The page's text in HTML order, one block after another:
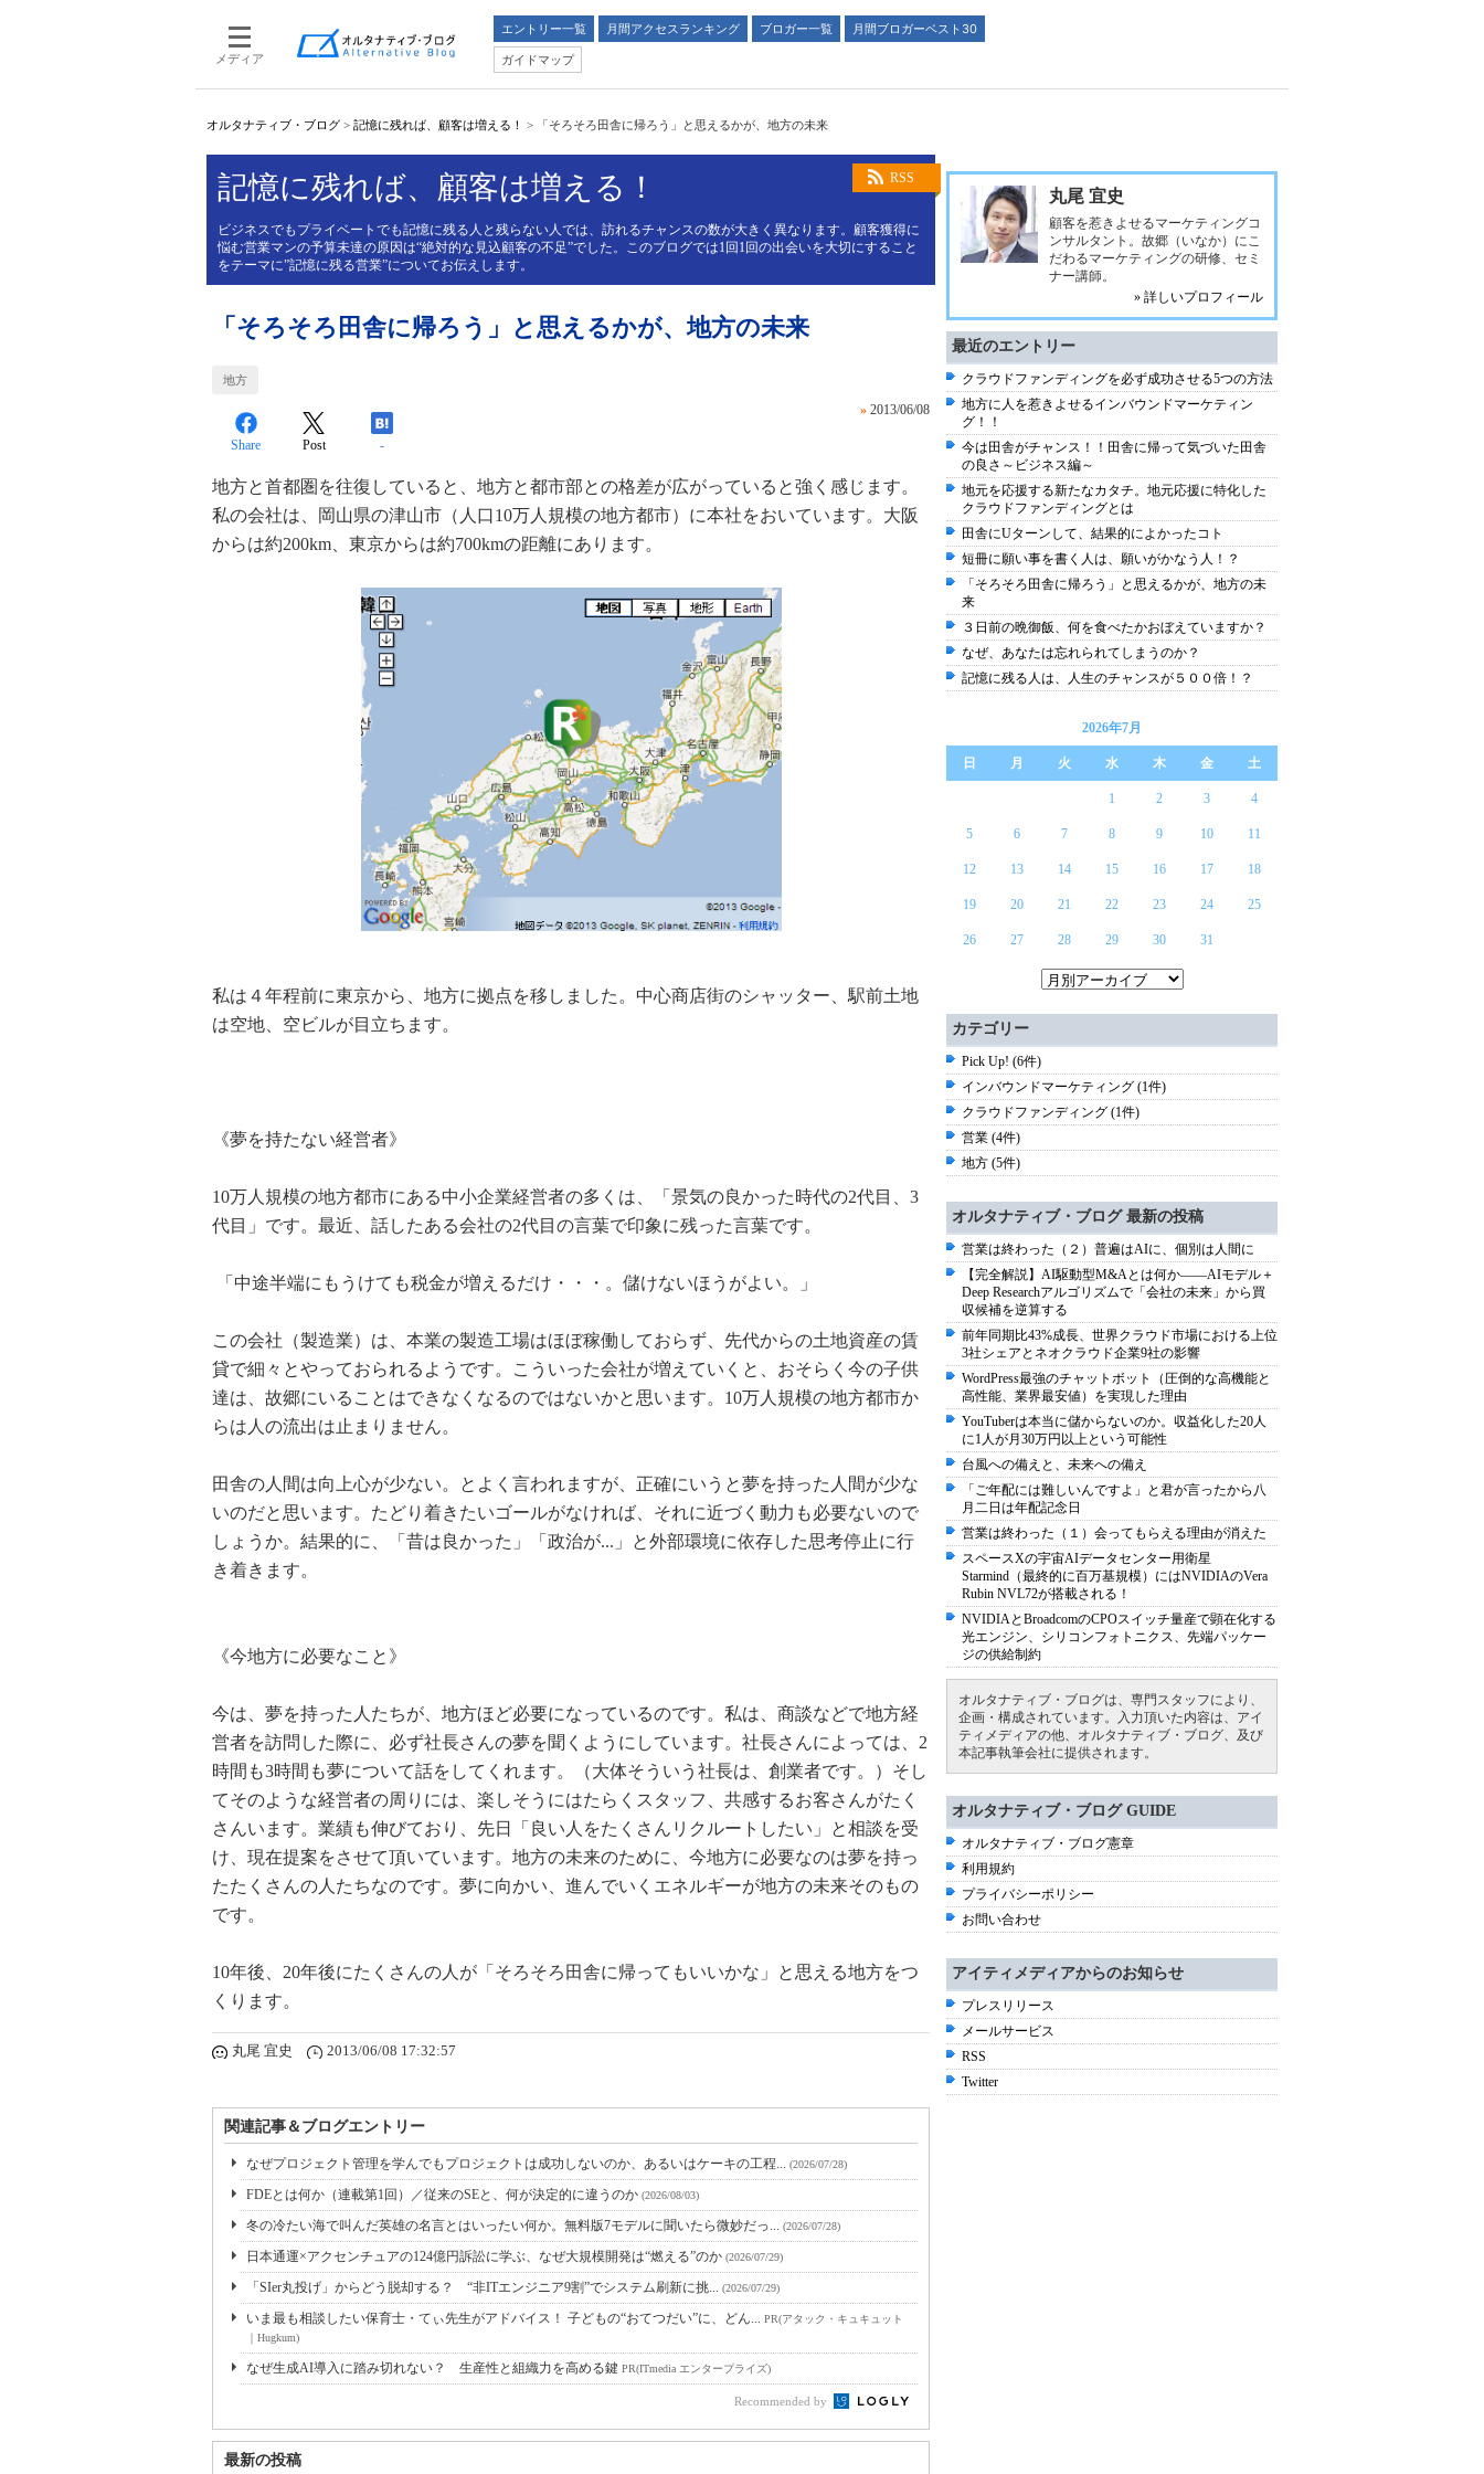
メディア
エントリー一覧 月間アクセスランキング ブロガー一覧
月間ブロガーベスト30
ガイドマップ
オルタナティブ・ブログ > 記憶に残れば、顧客は増える！ > 「そろそろ田舎に帰ろう」と思えるかが、地方の未来
RSS
記憶に残れば、顧客は増える！
ビジネスでもプライベートでも記憶に残る人と残らない人では、訪れるチャンスの数が大きく異なります。顧客獲得に
悩む営業マンの予算未達の原因は“絶対的な見込顧客の不足”でした。このブログでは1回1回の出会いを大切にすること
をテーマに”記憶に残る営業”についてお伝えします。
「そろそろ田舎に帰ろう」と思えるかが、地方の未来
地方
» 2013/06/08
Share Post -
地方と首都圏を往復していると、地方と都市部との格差が広がっていると強く感じます。
私の会社は、岡山県の津山市（人口10万人規模の地方都市）に本社をおいています。大阪
からは約200km、東京からは約700kmの距離にあります。
私は４年程前に東京から、地方に拠点を移しました。中心商店街のシャッター、駅前土地
は空地、空ビルが目立ちます。
《夢を持たない経営者》
10万人規模の地方都市にある中小企業経営者の多くは、「景気の良かった時代の2代目、3
代目」です。最近、話したある会社の2代目の言葉で印象に残った言葉です。
「中途半端にもうけても税金が増えるだけ・・・。儲けないほうがよい。」
この会社（製造業）は、本業の製造工場はほぼ稼働しておらず、先代からの土地資産の賃
貸で細々とやっておられるようです。こういった会社が増えていくと、おそらく今の子供
達は、故郷にいることはできなくなるのではないかと思います。10万人規模の地方都市か
らは人の流出は止まりません。
田舎の人間は向上心が少ない。とよく言われますが、正確にいうと夢を持った人間が少な
いのだと思います。たどり着きたいゴールがなければ、それに近づく動力も必要ないので
しょうか。結果的に、「昔は良かった」「政治が...」と外部環境に依存した思考停止に行
き着きます。
《今地方に必要なこと》
今は、夢を持った人たちが、地方ほど必要になっているのです。私は、商談などで地方経
営者を訪問した際に、必ず社長さんの夢を聞くようにしています。社長さんによっては、2
時間も3時間も夢について話をしてくれます。（大体そういう社長は、創業者です。）そし
てそのような経営者の周りには、楽しそうにはたらくスタッフ、共感するお客さんがたく
さんいます。業績も伸びており、先日「良い人をたくさんリクルートしたい」と相談を受
け、現在提案をさせて頂いています。地方の未来のために、今地方に必要なのは夢を持っ
たたくさんの人たちなのです。夢に向かい、進んでいくエネルギーが地方の未来そのもの
です。
10年後、20年後にたくさんの人が「そろそろ田舎に帰ってもいいかな」と思える地方をつ
くります。
丸尾 宜史 2013/06/08 17:32:57
関連記事＆ブログエントリー
なぜプロジェクト管理を学んでもプロジェクトは成功しないのか、あるいはケーキの工程... (2026/07/28)
FDEとは何か（連載第1回）／従来のSEと、何が決定的に違うのか (2026/08/03)
冬の冷たい海で叫んだ英雄の名言とはいったい何か。無料版7モデルに聞いたら微妙だっ... (2026/07/28)
日本通運×アクセンチュアの124億円訴訟に学ぶ、なぜ大規模開発は“燃える”のか (2026/07/29)
「SIer丸投げ」からどう脱却する？ “非ITエンジニア9割”でシステム刷新に挑... (2026/07/29)
いま最も相談したい保育士・てぃ先生がアドバイス！ 子どもの“おてつだい”に、どん... PR(アタック・キュキュット
｜Hugkum)
なぜ生成AI導入に踏み切れない？ 生産性と組織力を高める鍵 PR(ITmedia エンタープライズ)
Recommended by
最新の投稿
丸尾 宜史
顧客を惹きよせるマーケティングコ
ンサルタント。故郷（いなか）にこ
だわるマーケティングの研修、セミ
ナー講師。
» 詳しいプロフィール
最近のエントリー
クラウドファンディングを必ず成功させる5つの方法
地方に人を惹きよせるインバウンドマーケティン
グ！！
今は田舎がチャンス！！田舎に帰って気づいた田舎
の良さ～ビジネス編～
地元を応援する新たなカタチ。地元応援に特化した
クラウドファンディングとは
田舎にUターンして、結果的によかったコト
短冊に願い事を書く人は、願いがかなう人！？
「そろそろ田舎に帰ろう」と思えるかが、地方の未
来
３日前の晩御飯、何を食べたかおぼえていますか？
なぜ、あなたは忘れられてしまうのか？
記憶に残る人は、人生のチャンスが５００倍！？
2026年7月
日 月 火 水 木 金 土
1 2 3 4
5 6 7 8 9 10 11
12 13 14 15 16 17 18
19 20 21 22 23 24 25
26 27 28 29 30 31
カテゴリー
Pick Up! (6件)
インバウンドマーケティング (1件)
クラウドファンディング (1件)
営業 (4件)
地方 (5件)
オルタナティブ・ブログ 最新の投稿
営業は終わった（２）普遍はAIに、個別は人間に
【完全解説】AI駆動型M&Aとは何か――AIモデル＋
Deep Researchアルゴリズムで「会社の未来」から買
収候補を逆算する
前年同期比43%成長、世界クラウド市場における上位
3社シェアとネオクラウド企業9社の影響
WordPress最強のチャットボット（圧倒的な高機能と
高性能、業界最安値）を実現した理由
YouTuberは本当に儲からないのか。収益化した20人
に1人が月30万円以上という可能性
台風への備えと、未来への備え
「ご年配には難しいんですよ」と君が言ったから八
月二日は年配記念日
営業は終わった（１）会ってもらえる理由が消えた
スペースXの宇宙AIデータセンター用衛星
Starmind（最終的に百万基規模）にはNVIDIAのVera
Rubin NVL72が搭載される！
NVIDIAとBroadcomのCPOスイッチ量産で顕在化する
光エンジン、シリコンフォトニクス、先端パッケー
ジの供給制約
オルタナティブ・ブログは、専門スタッフにより、
企画・構成されています。入力頂いた内容は、アイ
ティメディアの他、オルタナティブ・ブログ、及び
本記事執筆会社に提供されます。
オルタナティブ・ブログ GUIDE
オルタナティブ・ブログ憲章
利用規約
プライバシーポリシー
お問い合わせ
アイティメディアからのお知らせ
プレスリリース
メールサービス
RSS
Twitter